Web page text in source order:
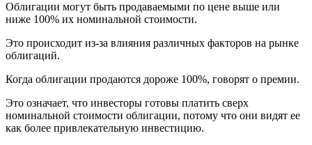
Облигации могут быть продаваемыми по цене выше или
ниже 100% их номинальной стоимости.
Это происходит из-за влияния различных факторов на рынке
облигаций.
Когда облигации продаются дороже 100%, говорят о премии.
Это означает, что инвесторы готовы платить сверх
номинальной стоимости облигации, потому что они видят ее
как более привлекательную инвестицию.